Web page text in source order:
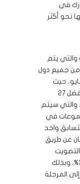
في
نحو أكثر
والتي يتم
من جميع دول
حتى يوم الخميس القادم 12 مايو، حيث
سيتم بعدها، فرز المشاركين واختيار أفضل 27
والتي سيتم
المتسابقين إلى 3 مجموعات في
متسابق واحد
عن طريق
للجمهور 70% واختيار اللجنة بنسبة 30%، وبذلك
إلى المرحلة